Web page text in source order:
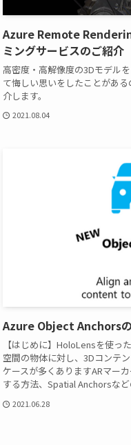
Azure Remote
ミングサービスのご紹介
高密度・高解像度の3Dモデル
て悔しい思いをしたことがあ
介します。
2021.08.04
Azure Object Anchors
【はじめに】HoloLensを使っ
空間の物体に対し、3Dコンテ
ケースが多くありますARマー
する方法、Spatial Anchorsな
2021.06.28